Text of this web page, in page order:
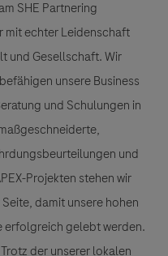
SHE Partnering
mit echter Leidenschaft
und Gesellschaft. Wir
unsere Business
und Schulungen in
und
Projekten stehen wir
damit unsere hohen
erfolgreich gelebt werden.
der unserer lokalen